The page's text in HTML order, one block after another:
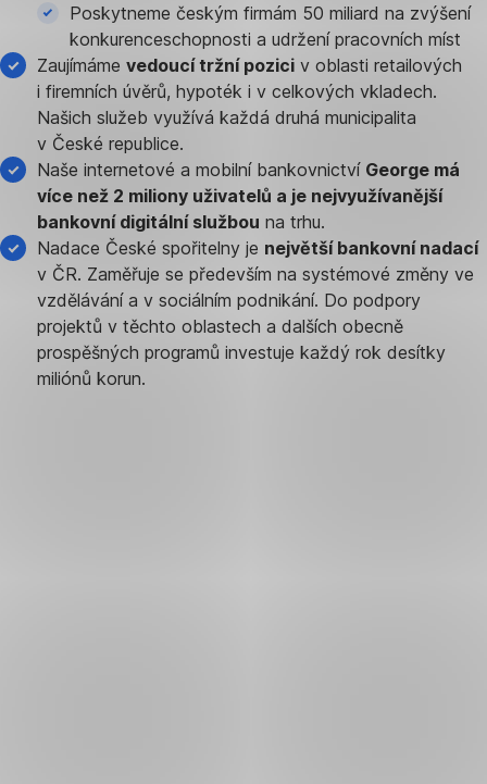
Poskytneme českým firmám 50 miliard na zvýšení
konkurenceschopnosti a udržení pracovních míst
Zaujímáme vedoucí tržní pozici v oblasti retailových
i firemních úvěrů, hypoték i v celkových vkladech.
Našich služeb využívá každá druhá municipalita
v České republice.
Naše internetové a mobilní bankovnictví George má
více než 2 miliony uživatelů a je nejvyužívanější
bankovní digitální službou na trhu.
Nadace České spořitelny je největší bankovní nadací
v ČR. Zaměřuje se především na systémové změny ve
vzdělávání a v sociálním podnikání. Do podpory
projektů v těchto oblastech a dalších obecně
prospěšných programů investuje každý rok desítky
miliónů korun.